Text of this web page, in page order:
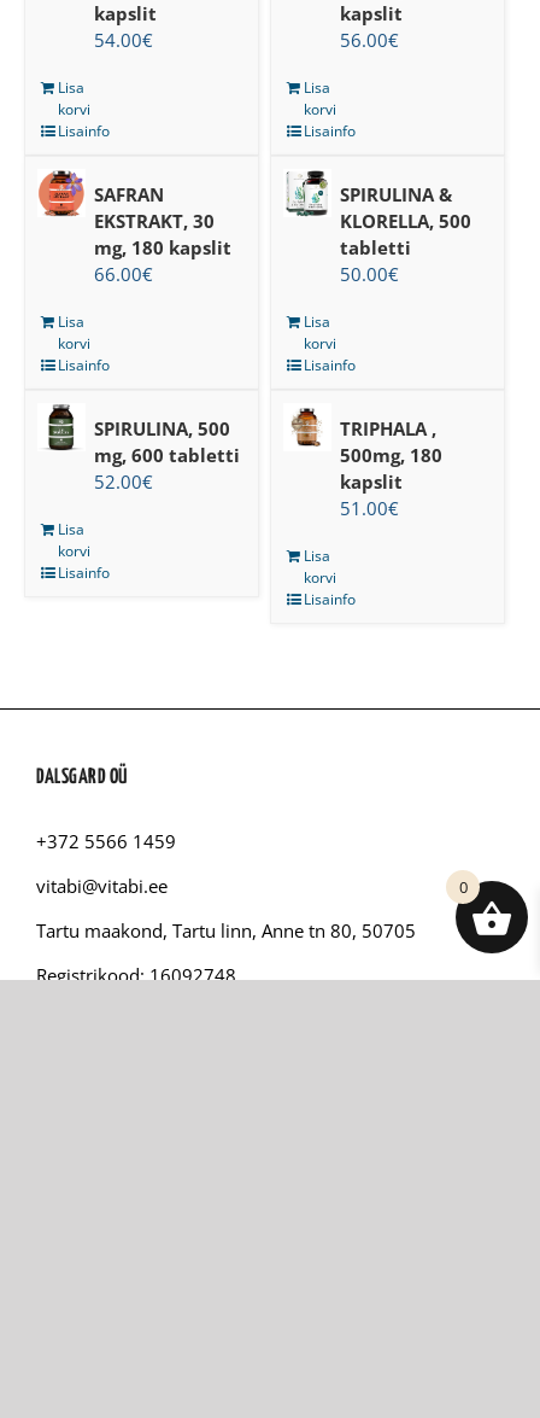
kapslit
54.00€
Lisa
korvi
Lisainfo
kapslit
56.00€
Lisa
korvi
Lisainfo
SAFRAN
EKSTRAKT, 30
mg, 180 kapslit
66.00€
Lisa
korvi
Lisainfo
SPIRULINA &
KLORELLA, 500
tabletti
50.00€
Lisa
korvi
Lisainfo
SPIRULINA, 500
mg, 600 tabletti
52.00€
Lisa
korvi
Lisainfo
TRIPHALA ,
500mg, 180
kapslit
51.00€
Lisa
korvi
Lisainfo
DALSGARD OÜ
+372 5566 1459
vitabi@vitabi.ee
Tartu maakond, Tartu linn, Anne tn 80, 50705
Registrikood: 16092748
0